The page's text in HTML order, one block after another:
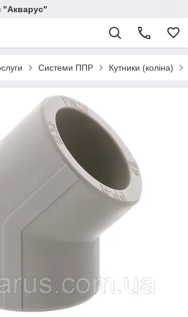
"Акварус"
Системи ППР Кутники (коліна)